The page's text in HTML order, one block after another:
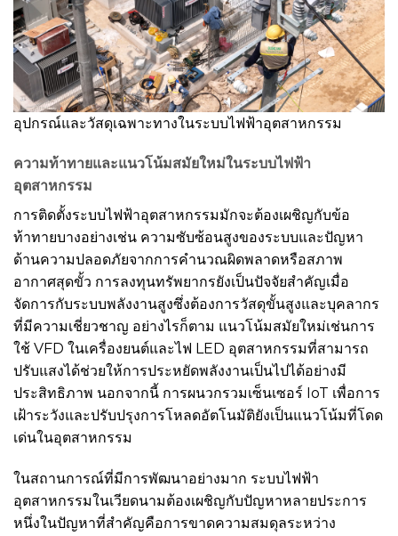
อุปกรณ์และวัสดุเฉพาะทางในระบบไฟฟ้าอุตสาหกรรม
ความท้าทายและแนวโน้มสมัยใหม่ในระบบไฟฟ้า
อุตสาหกรรม
การติดตั้งระบบไฟฟ้าอุตสาหกรรมมักจะต้องเผชิญกับข้อ
ท้าทายบางอย่างเช่น ความซับซ้อนสูงของระบบและปัญหา
ด้านความปลอดภัยจากการคำนวณผิดพลาดหรือสภาพ
อากาศสุดขั้ว การลงทุนทรัพยากรยังเป็นปัจจัยสำคัญเมื่อ
จัดการกับระบบพลังงานสูงซึ่งต้องการวัสดุขั้นสูงและบุคลากร
ที่มีความเชี่ยวชาญ อย่างไรก็ตาม แนวโน้มสมัยใหม่เช่นการ
ใช้ VFD ในเครื่องยนต์และไฟ LED อุตสาหกรรมที่สามารถ
ปรับแสงได้ช่วยให้การประหยัดพลังงานเป็นไปได้อย่างมี
ประสิทธิภาพ นอกจากนี้ การผนวกรวมเซ็นเซอร์ IoT เพื่อการ
เฝ้าระวังและปรับปรุงการโหลดอัตโนมัติยังเป็นแนวโน้มที่โดด
เด่นในอุตสาหกรรม
ในสถานการณ์ที่มีการพัฒนาอย่างมาก ระบบไฟฟ้า
อุตสาหกรรมในเวียดนามต้องเผชิญกับปัญหาหลายประการ
หนึ่งในปัญหาที่สำคัญคือการขาดความสมดุลระหว่าง